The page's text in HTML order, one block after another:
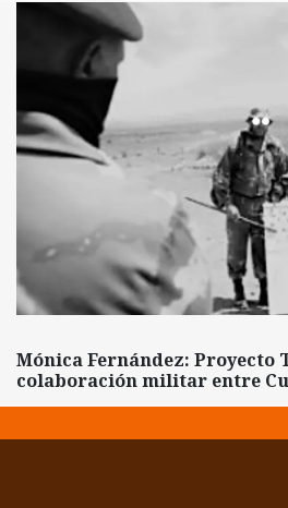
Mónica Fernández: Proyecto
colaboración militar entre